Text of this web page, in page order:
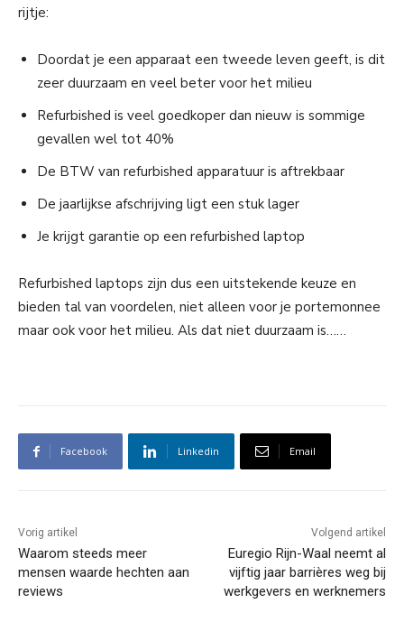
rijtje:
Doordat je een apparaat een tweede leven geeft, is dit
zeer duurzaam en veel beter voor het milieu
Refurbished is veel goedkoper dan nieuw is sommige
gevallen wel tot 40%
De BTW van refurbished apparatuur is aftrekbaar
De jaarlijkse afschrijving ligt een stuk lager
Je krijgt garantie op een refurbished laptop
Refurbished laptops zijn dus een uitstekende keuze en
bieden tal van voordelen, niet alleen voor je portemonnee
maar ook voor het milieu. Als dat niet duurzaam is……
Facebook Linkedin Email
Vorig artikel
Waarom steeds meer
mensen waarde hechten aan
reviews
Volgend artikel
Euregio Rijn-Waal neemt al
vijftig jaar barrières weg bij
werkgevers en werknemers